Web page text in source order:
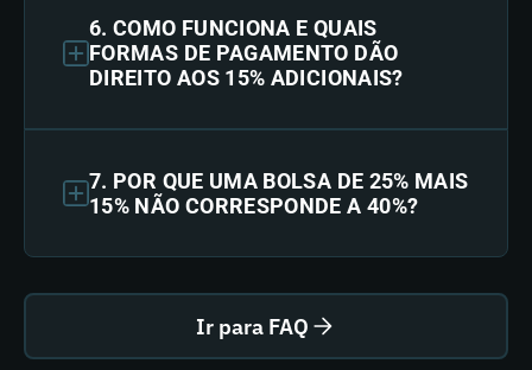
6. COMO FUNCIONA E QUAIS
FORMAS DE PAGAMENTO DÃO
DIREITO AOS 15% ADICIONAIS?
7. POR QUE UMA BOLSA DE 25% MAIS
15% NÃO CORRESPONDE A 40%?
Ir para FAQ